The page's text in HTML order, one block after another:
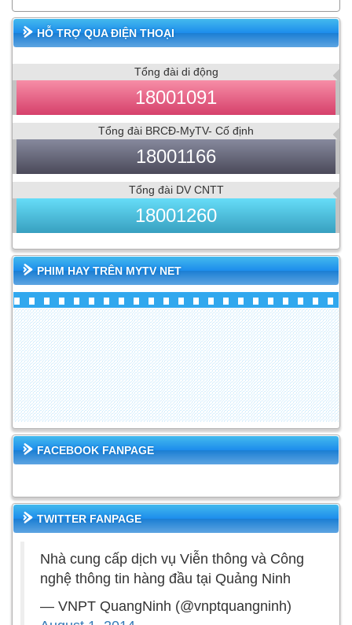
HỖ TRỢ QUA ĐIỆN THOẠI
Tổng đài di động
18001091
Tổng đài BRCĐ-MyTV- Cố định
18001166
Tổng đài DV CNTT
18001260
PHIM HAY TRÊN MYTV NET
FACEBOOK FANPAGE
TWITTER FANPAGE
Nhà cung cấp dịch vụ Viễn thông và Công
nghệ thông tin hàng đầu tại Quảng Ninh
— VNPT QuangNinh (@vnptquangninh)